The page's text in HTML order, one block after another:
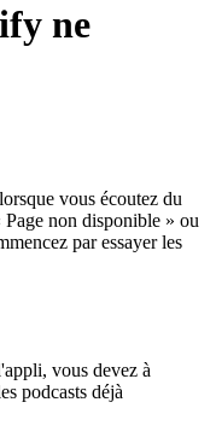
ne
vous écoutez du
non disponible » ou
par essayer les
vous devez à
podcasts déjà